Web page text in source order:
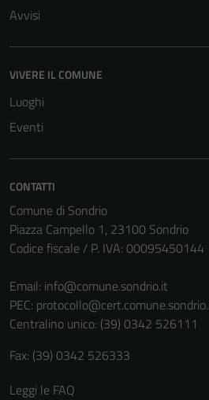
Avvisi
VIVERE IL COMUNE
Luoghi
Eventi
CONTATTI
Comune di Sondrio
Piazza Campello 1, 23100 Sondrio
Codice fiscale / P. IVA: 00095450144
Email: info@comune.sondrio.it
PEC:
Centralino unico: (39) 0342 526111
Fax: (39) 0342 526333
Leggi le FAQ